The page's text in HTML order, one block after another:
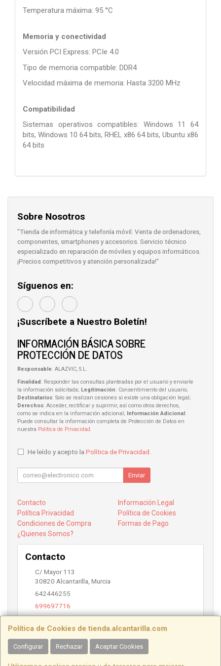
Temperatura máxima: 95 °C
Memoria y conectividad
Versión PCI Express: PCIe 4.0
Tipo de memoria compatible: DDR4
Velocidad máxima de memoria: Hasta 3200 MHz
Compatibilidad
Sistemas operativos compatibles: Windows 11 64
bits, Windows 10 64 bits, RHEL x86 64 bits, Ubuntu x86
64 bits
Política de Cookies de tienda.alcantarilla.com
Configurar Rechazar Aceptar Cookies
Sobre Nosotros
"Tienda de informática y telefonía móvil. Venta de ordenadores,
componentes, smartphones y accesorios. Servicio técnico
especializado en reparación de móviles y equipos informáticos.
¡Precios competitivos y atención personalizada!"
Síguenos en:
¡Suscríbete a Nuestro Boletín!
INFORMACIÓN BÁSICA SOBRE
PROTECCIÓN DE DATOS
Responsable: ALAZVIC, S.L.
Finalidad : Responder las consultas planteadas por el usuario y enviarle
la información solicitada; Legitimación: Consentimiento del usuario;
Destinatarios: Solo se realizan cesiones si existe una obligación legal;
Derechos: Acceder, rectificar y suprimir, así como otros derechos,
como se indica en la información adicional;
Información Adicional :
Puede consultar la información completa de Protección de Datos en
nuestra Política de Privacidad .
He leído y acepto la Política de Privacidad
Enviar
Contacto
Información Legal
Política Privacidad
Política de Cookies
Condiciones de Compra
Formas de Pago
¿Quienes Somos?
Contacto
C/ Mayor 113
30820 Alcantarilla Murcia
642446255
699697716
info@alcantarilla.com
Horario